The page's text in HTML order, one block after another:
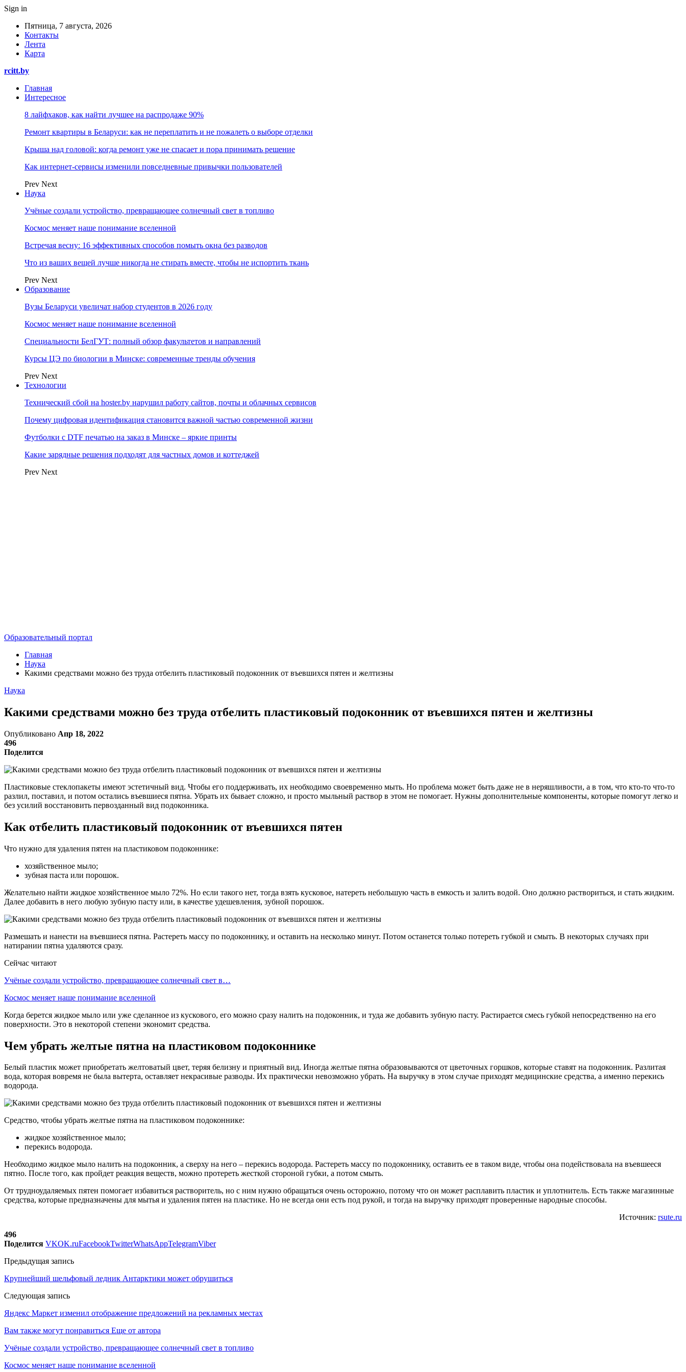
Sign in
Пятница, 7 августа, 2026
Контакты
Лента
Карта
rcitt.by
Главная
Интересное
8 лайфхаков, как найти лучшее на распродаже 90%
Ремонт квартиры в Беларуси: как не переплатить и не пожалеть о выборе отделки
Крыша над головой: когда ремонт уже не спасает и пора принимать решение
Как интернет-сервисы изменили повседневные привычки пользователей
Prev Next
Наука
Учёные создали устройство, превращающее солнечный свет в топливо
Космос меняет наше понимание вселенной
Встречая весну: 16 эффективных способов помыть окна без разводов
Что из ваших вещей лучше никогда не стирать вместе, чтобы не испортить ткань
Prev Next
Образование
Вузы Беларуси увеличат набор студентов в 2026 году
Космос меняет наше понимание вселенной
Специальности БелГУТ: полный обзор факультетов и направлений
Курсы ЦЭ по биологии в Минске: современные тренды обучения
Prev Next
Технологии
Технический сбой на hoster.by нарушил работу сайтов, почты и облачных сервисов
Почему цифровая идентификация становится важной частью современной жизни
Футболки с DTF печатью на заказ в Минске – яркие принты
Какие зарядные решения подходят для частных домов и коттеджей
Prev Next
Образовательный портал
Главная
Наука
Какими средствами можно без труда отбелить пластиковый подоконник от въевшихся пятен и желтизны
Наука
Какими средствами можно без труда отбелить пластиковый подоконник от въевшихся пятен и желтизны
Опубликовано Апр 18, 2022
496
Поделится
Пластиковые стеклопакеты имеют эстетичный вид. Чтобы его поддерживать, их необходимо своевременно мыть. Но проблема может быть даже не в неряшливости, а в том, что кто-то что-то
разлил, поставил, и потом остались въевшиеся пятна. Убрать их бывает сложно, и просто мыльный раствор в этом не помогает. Нужны дополнительные компоненты, которые помогут легко и
без усилий восстановить первозданный вид подоконника.
Как отбелить пластиковый подоконник от въевшихся пятен
Что нужно для удаления пятен на пластиковом подоконнике:
хозяйственное мыло;
зубная паста или порошок.
Желательно найти жидкое хозяйственное мыло 72%. Но если такого нет, тогда взять кусковое, натереть небольшую часть в емкость и залить водой. Оно должно раствориться, и стать жидким.
Далее добавить в него любую зубную пасту или, в качестве удешевления, зубной порошок.
Размешать и нанести на въевшиеся пятна. Растереть массу по подоконнику, и оставить на несколько минут. Потом останется только потереть губкой и смыть. В некоторых случаях при
натирании пятна удаляются сразу.
Сейчас читают
Учёные создали устройство, превращающее солнечный свет в…
Космос меняет наше понимание вселенной
Когда берется жидкое мыло или уже сделанное из кускового, его можно сразу налить на подоконник, и туда же добавить зубную пасту. Растирается смесь губкой непосредственно на его
поверхности. Это в некоторой степени экономит средства.
Чем убрать желтые пятна на пластиковом подоконнике
Белый пластик может приобретать желтоватый цвет, теряя белизну и приятный вид. Иногда желтые пятна образовываются от цветочных горшков, которые ставят на подоконник. Разлитая
вода, которая вовремя не была вытерта, оставляет некрасивые разводы. Их практически невозможно убрать. На выручку в этом случае приходят медицинские средства, а именно перекись
водорода.
Средство, чтобы убрать желтые пятна на пластиковом подоконнике:
жидкое хозяйственное мыло;
перекись водорода.
Необходимо жидкое мыло налить на подоконник, а сверху на него – перекись водорода. Растереть массу по подоконнику, оставить ее в таком виде, чтобы она подействовала на въевшееся
пятно. После того, как пройдет реакция веществ, можно протереть жесткой стороной губки, а потом смыть.
От трудноудаляемых пятен помогает избавиться растворитель, но с ним нужно обращаться очень осторожно, потому что он может расплавить пластик и уплотнитель. Есть также магазинные
средства, которые предназначены для мытья и удаления пятен на пластике. Но не всегда они есть под рукой, и тогда на выручку приходят проверенные народные способы.
Источник: rsute.ru
496
Поделится VKOK.ruFacebookTwitterWhatsAppTelegramViber
Предыдущая запись
Крупнейший шельфовый ледник Антарктики может обрушиться
Следующая запись
Яндекс Маркет изменил отображение предложений на рекламных местах
Вам также могут понравиться Еще от автора
Учёные создали устройство, превращающее солнечный свет в топливо
Космос меняет наше понимание вселенной